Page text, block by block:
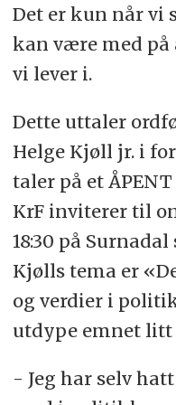
Det er kun når vi
kan være med på
vi lever i.
Dette uttaler
Helge Kjøll jr. i
taler på et
KrF inviterer til
18:30 på
Kjølls tema er
og verdier i
utdype emnet
- Jeg har selv